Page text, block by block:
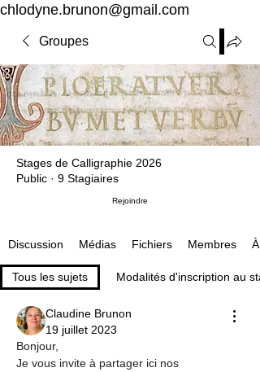
chlodyne.brunon@gmail.com
Groupes
Stages de Calligraphie 2026
Public · 9 Stagiaires
Rejoindre
Discussion Médias Fichiers Membres
Tous les sujets Modalités d'inscription au
Claudine Brunon
19 juillet 2023
Bonjour,
Je vous invite à partager ici nos